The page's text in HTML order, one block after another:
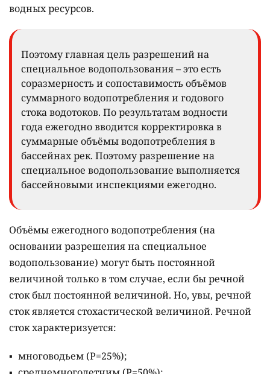
водных ресурсов.
Поэтому главная цель разрешений на
специальное водопользования – это есть
соразмерность и сопоставимость объёмов
суммарного водопотребления и годового
стока водотоков. По результатам водности
года ежегодно вводится корректировка в
суммарные объёмы водопотребления в
бассейнах рек. Поэтому разрешение на
специальное водопользование выполняется
бассейновыми инспекциями ежегодно.
Объёмы ежегодного водопотребления (на
основании разрешения на специальное
водопользование) могут быть постоянной
величиной только в том случае, если бы речной
сток был постоянной величиной. Но, увы, речной
сток является стохастической величиной. Речной
сток характеризуется:
многоводьем (Р=25%);